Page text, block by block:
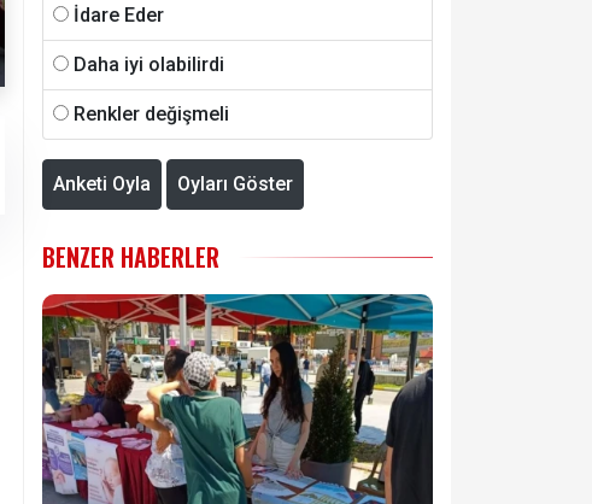
İdare Eder
Daha iyi olabilirdi
Renkler değişmeli
Anketi Oyla Oyları Göster
BENZER HABERLER